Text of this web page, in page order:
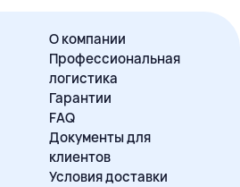
О компании
Профессиональная
логистика
Гарантии
FAQ
Документы для
клиентов
Условия доставки